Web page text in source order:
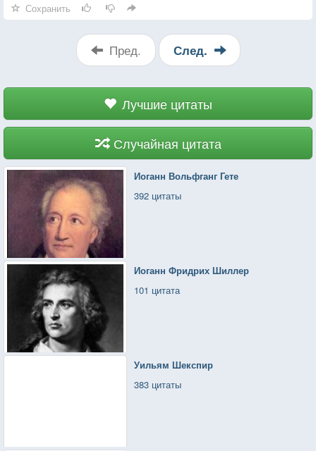
Сохранить
Пред. След.
Лучшие цитаты
Случайная цитата
Иоганн Вольфганг Гете
392 цитаты
Иоганн Фридрих Шиллер
101 цитата
Уильям Шекспир
383 цитаты